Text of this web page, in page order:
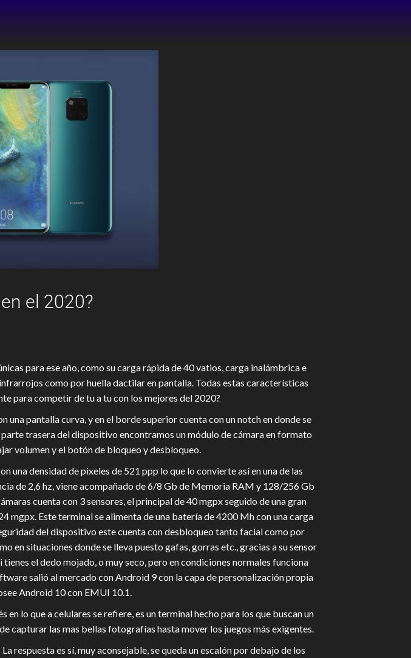
el 2020?
para ese año, como su carga rápida de 40 vatios, carga inalámbrica e
como por huella dactilar en pantalla. Todas estas características
para competir de tu a tu con los mejores del 2020?
pantalla curva, y en el borde superior cuenta con un notch en donde se
trasera del dispositivo encontramos un módulo de cámara en formato
volumen y el botón de bloqueo y desbloqueo.
una densidad de pixeles de 521 ppp lo que lo convierte así en una de las
de 2,6 hz, viene acompañado de 6/8 Gb de Memoria RAM y 128/256 Gb
cuenta con 3 sensores, el principal de 40 mgpx seguido de una gran
mgpx. Este terminal se alimenta de una batería de 4200 Mh con una carga
del dispositivo este cuenta con desbloqueo tanto facial como por
en situaciones donde se lleva puesto gafas, gorras etc., gracias a su sensor
el dedo mojado, o muy seco, pero en condiciones normales funciona
salió al mercado con Android 9 con la capa de personalización propia
Android 10 con EMUI 10.1.
lo que a celulares se refiere, es un terminal hecho para los que buscan un
capturar las mas bellas fotografías hasta mover los juegos más exigentes.
respuesta es sí, muy aconsejable, se queda un escalón por debajo de los